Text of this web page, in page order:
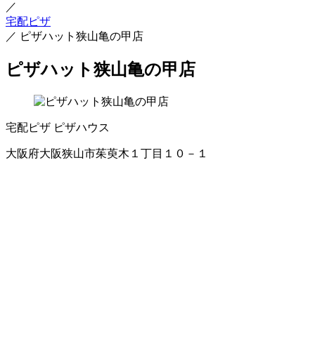
／
宅配ピザ
／ ピザハット狭山亀の甲店
ピザハット狭山亀の甲店
宅配ピザ ピザハウス
大阪府大阪狭山市茱萸木１丁目１０－１